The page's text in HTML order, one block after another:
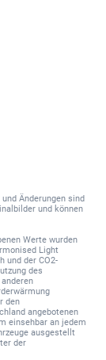
Änderungen sind
und können
Werte wurden
Light
und der CO2-
des
den
angebotenen
einsehbar an jedem
ausgestellt
der